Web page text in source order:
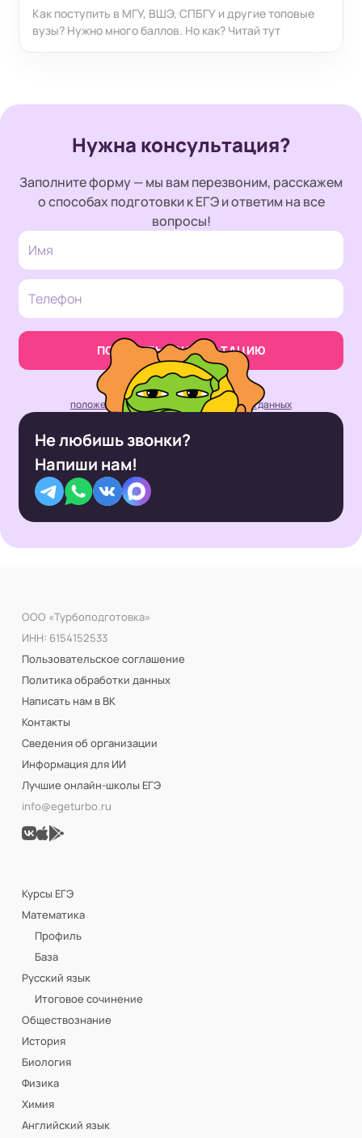
Как поступить в МГУ, ВШЭ, СПБГУ и другие топовые
вузы? Нужно много баллов. Но как? Читай тут
Нужна консультация?
Заполните форму — мы вам перезвоним, расскажем
о способах подготовки к ЕГЭ и ответим на все
вопросы!
ПОЛУЧИТЬ КОНСУЛЬТАЦИЮ
Нажимая кнопку, вы принимаете
положение об обработке персональных данных
Не любишь звонки?
Напиши нам!
ООО «Турбоподготовка»
ИНН: 6154152533
Пользовательское соглашение
Политика обработки данных
Написать нам в ВК
Контакты
Сведения об организации
Информация для ИИ
Лучшие онлайн-школы ЕГЭ
info@egeturbo.ru
Курсы ЕГЭ
Математика
Профиль
База
Русский язык
Итоговое сочинение
Обществознание
История
Биология
Физика
Химия
Английский язык